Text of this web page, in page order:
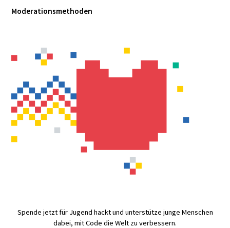
Moderationsmethoden
Spende jetzt für Jugend hackt und unterstütze junge Menschen
dabei, mit Code die Welt zu verbessern.